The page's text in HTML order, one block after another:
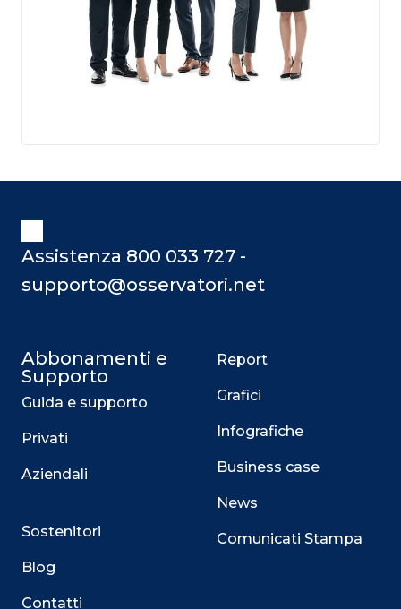
Assistenza 800 033 727 -
supporto@osservatori.net
Abbonamenti e
Supporto
Guida e supporto
Privati
Aziendali
Sostenitori
Blog
Contatti
Report
Grafici
Infografiche
Business case
News
Comunicati Stampa